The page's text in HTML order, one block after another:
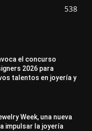
538
Opiniones
Perspectiva
Sin categoría
Más
el concurso
2026 para
talentos en joyería y
Week, una nueva
impulsar la joyería